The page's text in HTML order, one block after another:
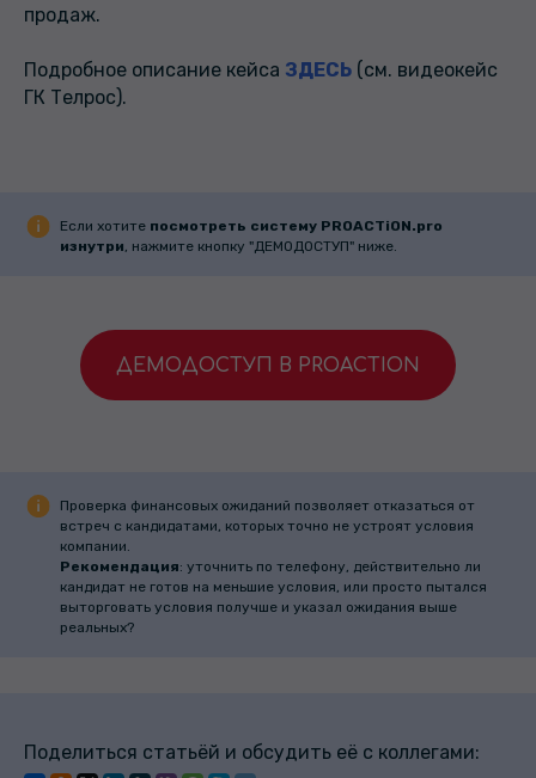
продаж.
Подробное описание кейса ЗДЕСЬ (см. видеокейс
ГК Телрос).
Если хотите посмотреть систему PROACTiON.pro
изнутри, нажмите кнопку "ДЕМОДОСТУП" ниже.
ДЕМОДОСТУП В PROACTION
Проверка финансовых ожиданий позволяет отказаться от
встреч с кандидатами, которых точно не устроят условия
компании.
Рекомендация: уточнить по телефону, действительно ли
кандидат не готов на меньшие условия, или просто пытался
выторговать условия получше и указал ожидания выше
реальных?
Поделиться статьёй и обсудить её с коллегами: